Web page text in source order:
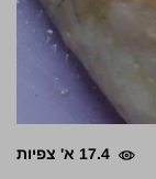
17.4 א' צפיות